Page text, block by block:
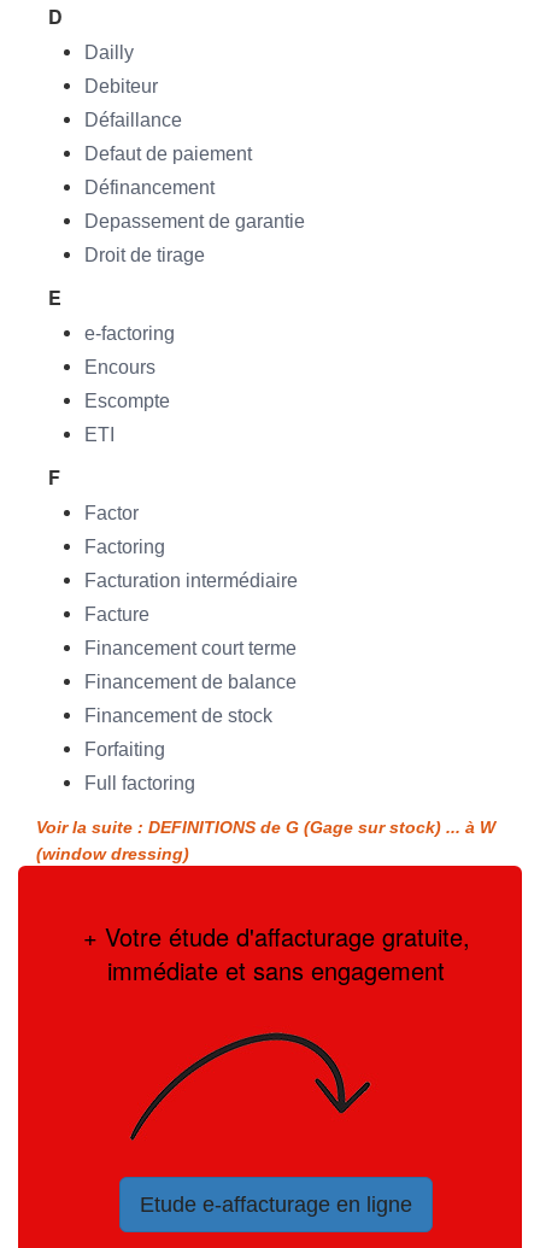
D
Dailly
Debiteur
Défaillance
Defaut de paiement
Définancement
Depassement de garantie
Droit de tirage
E
e-factoring
Encours
Escompte
ETI
F
Factor
Factoring
Facturation intermédiaire
Facture
Financement court terme
Financement de balance
Financement de stock
Forfaiting
Full factoring
Voir la suite : DEFINITIONS de G (Gage sur stock) ... à W
(window dressing)
+ Votre étude d'affacturage gratuite,
immédiate et sans engagement
Etude e-affacturage en ligne